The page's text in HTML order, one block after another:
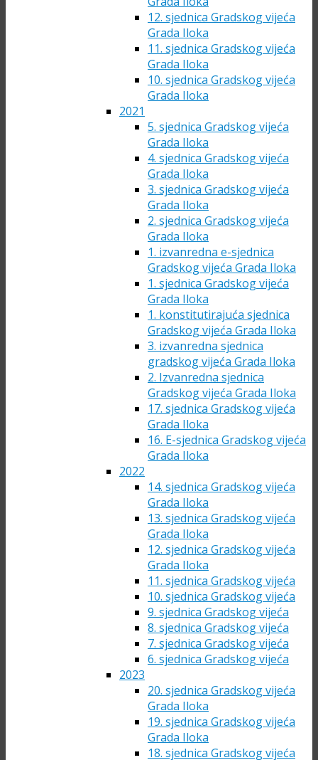
12. sjednica Gradskog vijeća
Grada Iloka
11. sjednica Gradskog vijeća
Grada Iloka
10. sjednica Gradskog vijeća
Grada Iloka
2021
5. sjednica Gradskog vijeća
Grada Iloka
4. sjednica Gradskog vijeća
Grada Iloka
3. sjednica Gradskog vijeća
Grada Iloka
2. sjednica Gradskog vijeća
Grada Iloka
1. izvanredna e-sjednica
Gradskog vijeća Grada Iloka
1. sjednica Gradskog vijeća
Grada Iloka
1. konstitutirajuća sjednica
Gradskog vijeća Grada Iloka
3. izvanredna sjednica
gradskog vijeća Grada Iloka
2. Izvanredna sjednica
Gradskog vijeća Grada Iloka
17. sjednica Gradskog vijeća
Grada Iloka
16. E-sjednica Gradskog vijeća
Grada Iloka
2022
14. sjednica Gradskog vijeća
Grada Iloka
13. sjednica Gradskog vijeća
Grada Iloka
12. sjednica Gradskog vijeća
Grada Iloka
11. sjednica Gradskog vijeća
10. sjednica Gradskog vijeća
9. sjednica Gradskog vijeća
8. sjednica Gradskog vijeća
7. sjednica Gradskog vijeća
6. sjednica Gradskog vijeća
2023
20. sjednica Gradskog vijeća
Grada Iloka
19. sjednica Gradskog vijeća
Grada Iloka
18. sjednica Gradskog vijeća